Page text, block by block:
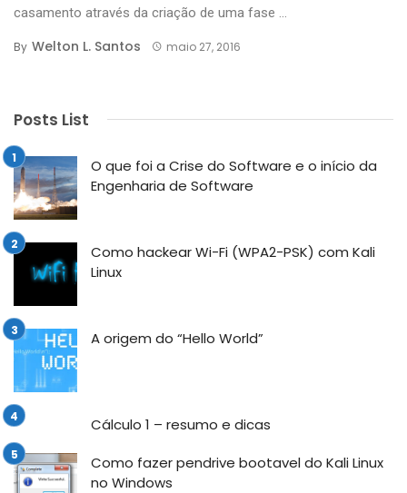
casamento através da criação de uma fase ...
By Welton L. Santos maio 27, 2016
Posts List
O que foi a Crise do Software e o início da
Engenharia de Software
Como hackear Wi-Fi (WPA2-PSK) com Kali
Linux
A origem do “Hello World”
Cálculo 1 – resumo e dicas
Como fazer pendrive bootavel do Kali Linux
no Windows